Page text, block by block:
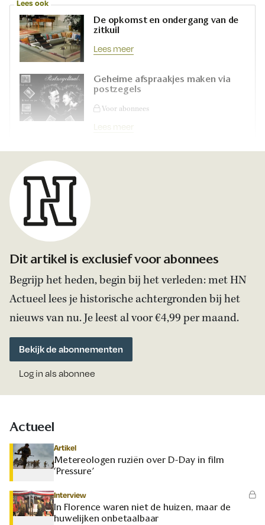
Lees ook
De opkomst en ondergang van de
zitkuil
Lees meer
Geheime afspraakjes maken via
postzegels
Voor abonnees
Lees meer
Dit artikel is exclusief voor abonnees
Begrijp het heden, begin bij het verleden: met HN
Actueel lees je historische achtergronden bij het
nieuws van nu. Je leest al voor €4,99 per maand.
Bekijk de abonnementen
Log in als abonnee
Actueel
Artikel
Metereologen ruziën over D-Day in film
‘Pressure’
Interview
In Florence waren niet de huizen, maar de
huwelijken onbetaalbaar